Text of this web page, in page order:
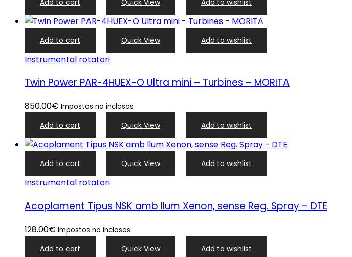
Add to cart Quick View Add to wishlist
Instrumental rotatori
Twin Power PAR-4HUEX-O Ultra mini – Turbines – MORITA
850.00€ Impostos no inclosos
Add to cart Quick View Add to wishlist
Add to cart Quick View Add to wishlist
Instrumental rotatori
Acoplament Tipus NSK amb llum Xenon, sense Reg. Spray – DTE
128.00€ Impostos no inclosos
Add to cart Quick View Add to wishlist